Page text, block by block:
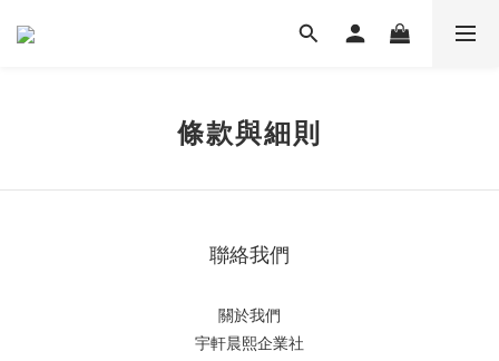
條款與細則
聯絡我們
關於我們
宇軒晨熙企業社